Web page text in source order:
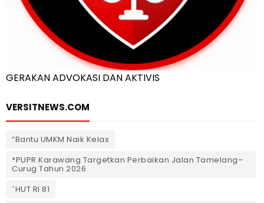
GERAKAN ADVOKASI DAN AKTIVIS
VERSITNEWS.COM
“Bantu UMKM Naik Kelas
*PUPR Karawang Targetkan Perbaikan Jalan Tamelang–
Curug Tahun 2026
`HUT RI 81